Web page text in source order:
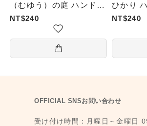
（むゆう）の庭 ハンドク
リーム 2.0（30ml）
NT$240
ひかり
2.0（
NT$240
OFFICIAL SNSお問い合わせ
受け付け時間：月曜日～金曜日